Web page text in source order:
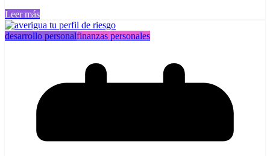
Leer más
desarrollo personalfinanzas personales